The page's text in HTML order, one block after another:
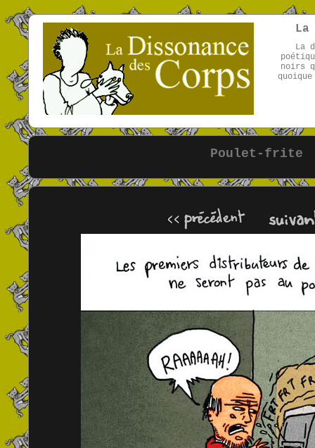
La
La
noirs
Poulet-frite